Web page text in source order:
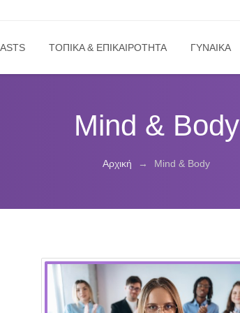
ΤΟΠΙΚΑ & ΕΠΙΚΑΙΡΟΤΗΤΑ ΓΥΝΑΙΚΑ
Mind & Body
Αρχική → Mind & Body